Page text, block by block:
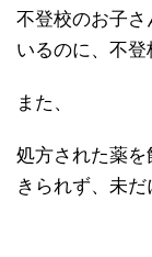
不登校のお子
いるのに、不登
また、
処方された薬
きられず、未だ